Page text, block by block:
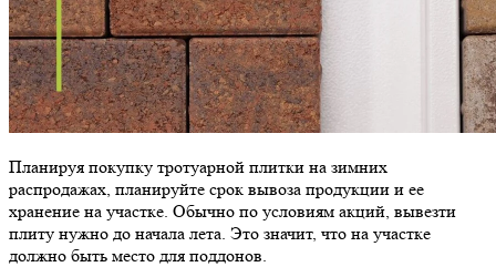
Планируя покупку тротуарной плитки на зимних
распродажах, планируйте срок вывоза продукции и ее
хранение на участке. Обычно по условиям акций, вывезти
плиту нужно до начала лета. Это значит, что на участке
должно быть место для поддонов.